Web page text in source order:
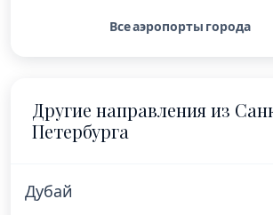
Все аэропорты города
Другие направления из
Петербурга
Дубай